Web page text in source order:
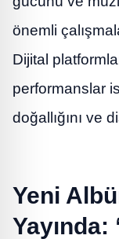
önemli
Dijital
performanslar
doğallığını ve
Yeni
Yayında: